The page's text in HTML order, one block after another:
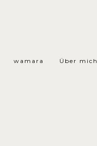
wamara Über mich